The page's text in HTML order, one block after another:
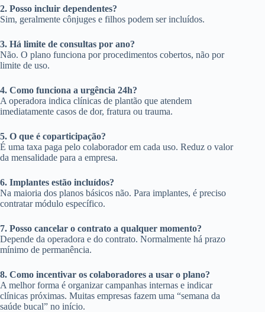
2. Posso incluir dependentes?
Sim, geralmente cônjuges e filhos podem ser incluídos.
3. Há limite de consultas por ano?
Não. O plano funciona por procedimentos cobertos, não por
limite de uso.
4. Como funciona a urgência 24h?
A operadora indica clínicas de plantão que atendem
imediatamente casos de dor, fratura ou trauma.
5. O que é coparticipação?
É uma taxa paga pelo colaborador em cada uso. Reduz o valor
da mensalidade para a empresa.
6. Implantes estão incluídos?
Na maioria dos planos básicos não. Para implantes, é preciso
contratar módulo específico.
7. Posso cancelar o contrato a qualquer momento?
Depende da operadora e do contrato. Normalmente há prazo
mínimo de permanência.
8. Como incentivar os colaboradores a usar o plano?
A melhor forma é organizar campanhas internas e indicar
clínicas próximas. Muitas empresas fazem uma “semana da
saúde bucal” no início.